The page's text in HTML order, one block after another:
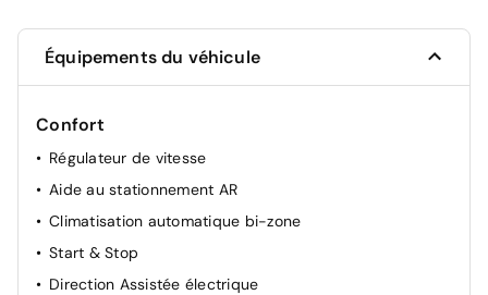
Équipements du véhicule
Confort
Régulateur de vitesse
Aide au stationnement AR
Climatisation automatique bi-zone
Start & Stop
Direction Assistée électrique